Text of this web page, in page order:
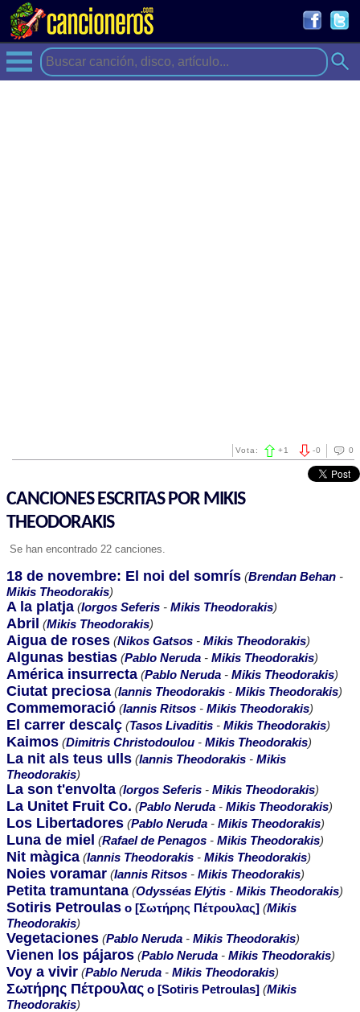
0
-0
Vota: +1
CANCIONES ESCRITAS POR MIKIS
THEODORAKIS
Se han encontrado 22 canciones.
18 de novembre: El noi del somrís (Brendan Behan -
Mikis Theodorakis)
A la platja (Iorgos Seferis - Mikis Theodorakis)
Abril (Mikis Theodorakis)
Aigua de roses (Nikos Gatsos - Mikis Theodorakis)
Algunas bestias (Pablo Neruda - Mikis Theodorakis)
América insurrecta (Pablo Neruda - Mikis Theodorakis)
Ciutat preciosa (Iannis Theodorakis - Mikis Theodorakis)
Commemoració (Iannis Ritsos - Mikis Theodorakis)
El carrer descalç (Tasos Livaditis - Mikis Theodorakis)
Kaimos (Dimitris Christodoulou - Mikis Theodorakis)
La nit als teus ulls (Iannis Theodorakis - Mikis
Theodorakis)
La son t'envolta (Iorgos Seferis - Mikis Theodorakis)
La Unitet Fruit Co. (Pablo Neruda - Mikis Theodorakis)
Los Libertadores (Pablo Neruda - Mikis Theodorakis)
Luna de miel (Rafael de Penagos - Mikis Theodorakis)
Nit màgica (Iannis Theodorakis - Mikis Theodorakis)
Noies voramar (Iannis Ritsos - Mikis Theodorakis)
Petita tramuntana (Odysséas Elýtis - Mikis Theodorakis)
Sotiris Petroulas o [Σωτήρης Πέτρουλας] (Mikis
Theodorakis)
Vegetaciones (Pablo Neruda - Mikis Theodorakis)
Vienen los pájaros (Pablo Neruda - Mikis Theodorakis)
Voy a vivir (Pablo Neruda - Mikis Theodorakis)
Σωτήρης Πέτρουλας o [Sotiris Petroulas] (Mikis
Theodorakis)